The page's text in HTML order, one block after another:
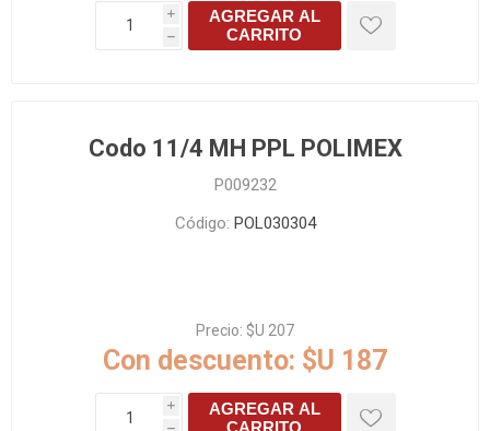
i
h
AGREGAR AL
CARRITO
Codo 11/4 MH PPL POLIMEX
P009232
Código: POL030304
Precio: $U 207
Con descuento: $U 187
i
h
AGREGAR AL
CARRITO